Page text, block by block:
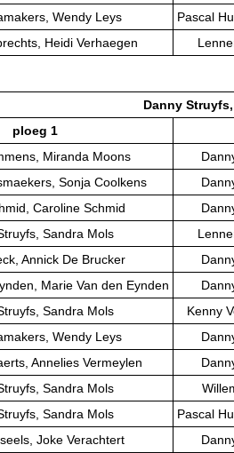
Wendy Leys
Pascal
Heidi Verhaegen
Danny
ploeg 1
Miranda Moons
Sonja Coolkens
Caroline Schmid
Sandra Mols
Annick De Brucker
Marie Van den Eynden
Sandra Mols
Kenny
Wendy Leys
Annelies Vermeylen
Sandra Mols
Sandra Mols
Pascal
Joke Verachtert